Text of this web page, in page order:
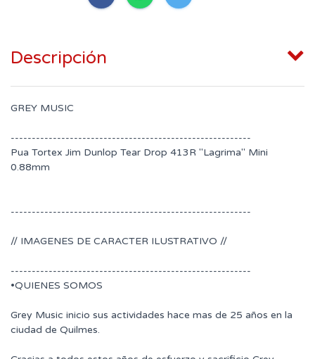
Descripción
GREY MUSIC
---------------------------------------------------------
Pua Tortex Jim Dunlop Tear Drop 413R "Lagrima" Mini
0.88mm
---------------------------------------------------------
// IMAGENES DE CARACTER ILUSTRATIVO //
---------------------------------------------------------
•QUIENES SOMOS
Grey Music inicio sus actividades hace mas de 25 años en la
ciudad de Quilmes.